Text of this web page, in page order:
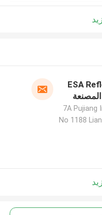
ESA
7A Pujiang
No 1188